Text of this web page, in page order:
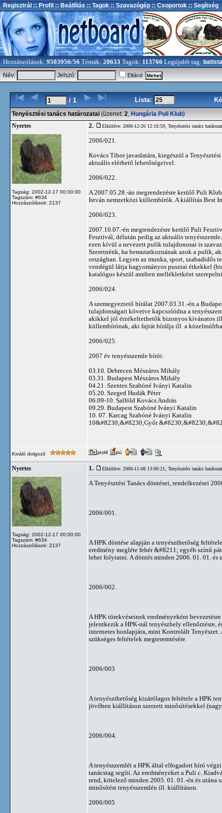
Regisztrál :: Profil :: Beállítás :: Tagok :: Szavazógép :: Csoportok :: Segítség
Hozzászólások: 9503956/56 Témák: 20633 Tagok: 113766 Legújabb tag: batista
Név:
Jelszó: Eltárol
/ 1 Lista:
Tenyésztési tanács határozatai (üzenet: 2, Hungária Puli Klub)
Nyertes
Tagság: 2002-12-17 00:00:00
Tagszám: #634
Hozzászólások: 2137
2. Elküldve: 2006-12-20 12:16:59, Tenyésztési tanács
2006/021.
Kovács Tibor javaslatára, kiegészül a
aktuális elérhető lehetőségeivel.
2006/022.
A 2007.05.28.-án megrendezésre kerülő Puli
István nemzetközi küllembírók. A kiállítás Best
2006/023.
2007.10.07.-én megrendezésre kerülő Puli
Fesztivál, délután pedig az aktuális
ezen kívül a nevezett pulik tulajdonosai is
Szeretnénk, ha bemutatkoznának azok a pulik,
országban. Legyen az munka, sport, szabadidős
vendégül látja hagyományos pusztai étkekkel
katalógus készül amiben mellékletként
2006/024.
A szemegyeztető bírálat 2007.03.31.-én a
tulajdonságait követve kapcsolódna a
akikkel jól érzékeltethetők bizonyos kívánatos
küllembírónak, aki fajtát bírálja ill. a
2006/025.
2007 év tenyésszemle bírói:
03.10. Debrecen Mészáros Mihály
03.31. Budapest Mészáros Mihály
04.21. Szentes Szabóné Iványi Katalin
05.20. Szeged Hudák Péter
06.09-10. Salföld Kovács András
09.29. Budapest Szabóné Iványi Katalin
10. 07. Karcag Szabóné Iványi Katalin
10&#8230;&#8230;Győr
Kiváló dolgozó
Nyertes
Tagság: 2002-12-17 00:00:00
Tagszám: #634
Hozzászólások: 2137
1. Elküldve: 2006-11-08 13:06:21, Tenyésztési tanács
A Tenyésztési Tanács döntései, rendelkezései
2006/001.
A HPK döntése alapján a tenyészthetőség
eredmény megléte fehér &#8211; egyéb színű
lehet folytatni. A döntés minden 2006. 01. 01. és
2006/002.
A HPK törekvéseinek eredményeként
jelentkezik a HPK-nál tenyészhely ellenőrzésre,
internetes honlapjára, mint Kontrolált Tenyészet.
szükséges feltételek megteremtésére.
2006/003
A tenyészthetőség kizárólagos feltétele a HPK
jövőben kiállításon szerzett minősítésekkel
2006/004.
A tenyésszemlét a HPK által elfogadott bíró
tanácstag segíti. Az eredményeket a Puli c.
rend, kötelező minden 2005. 01. 01.-én és utána
minősítést tenyésszemlén ill. kiállításon.
2006/005